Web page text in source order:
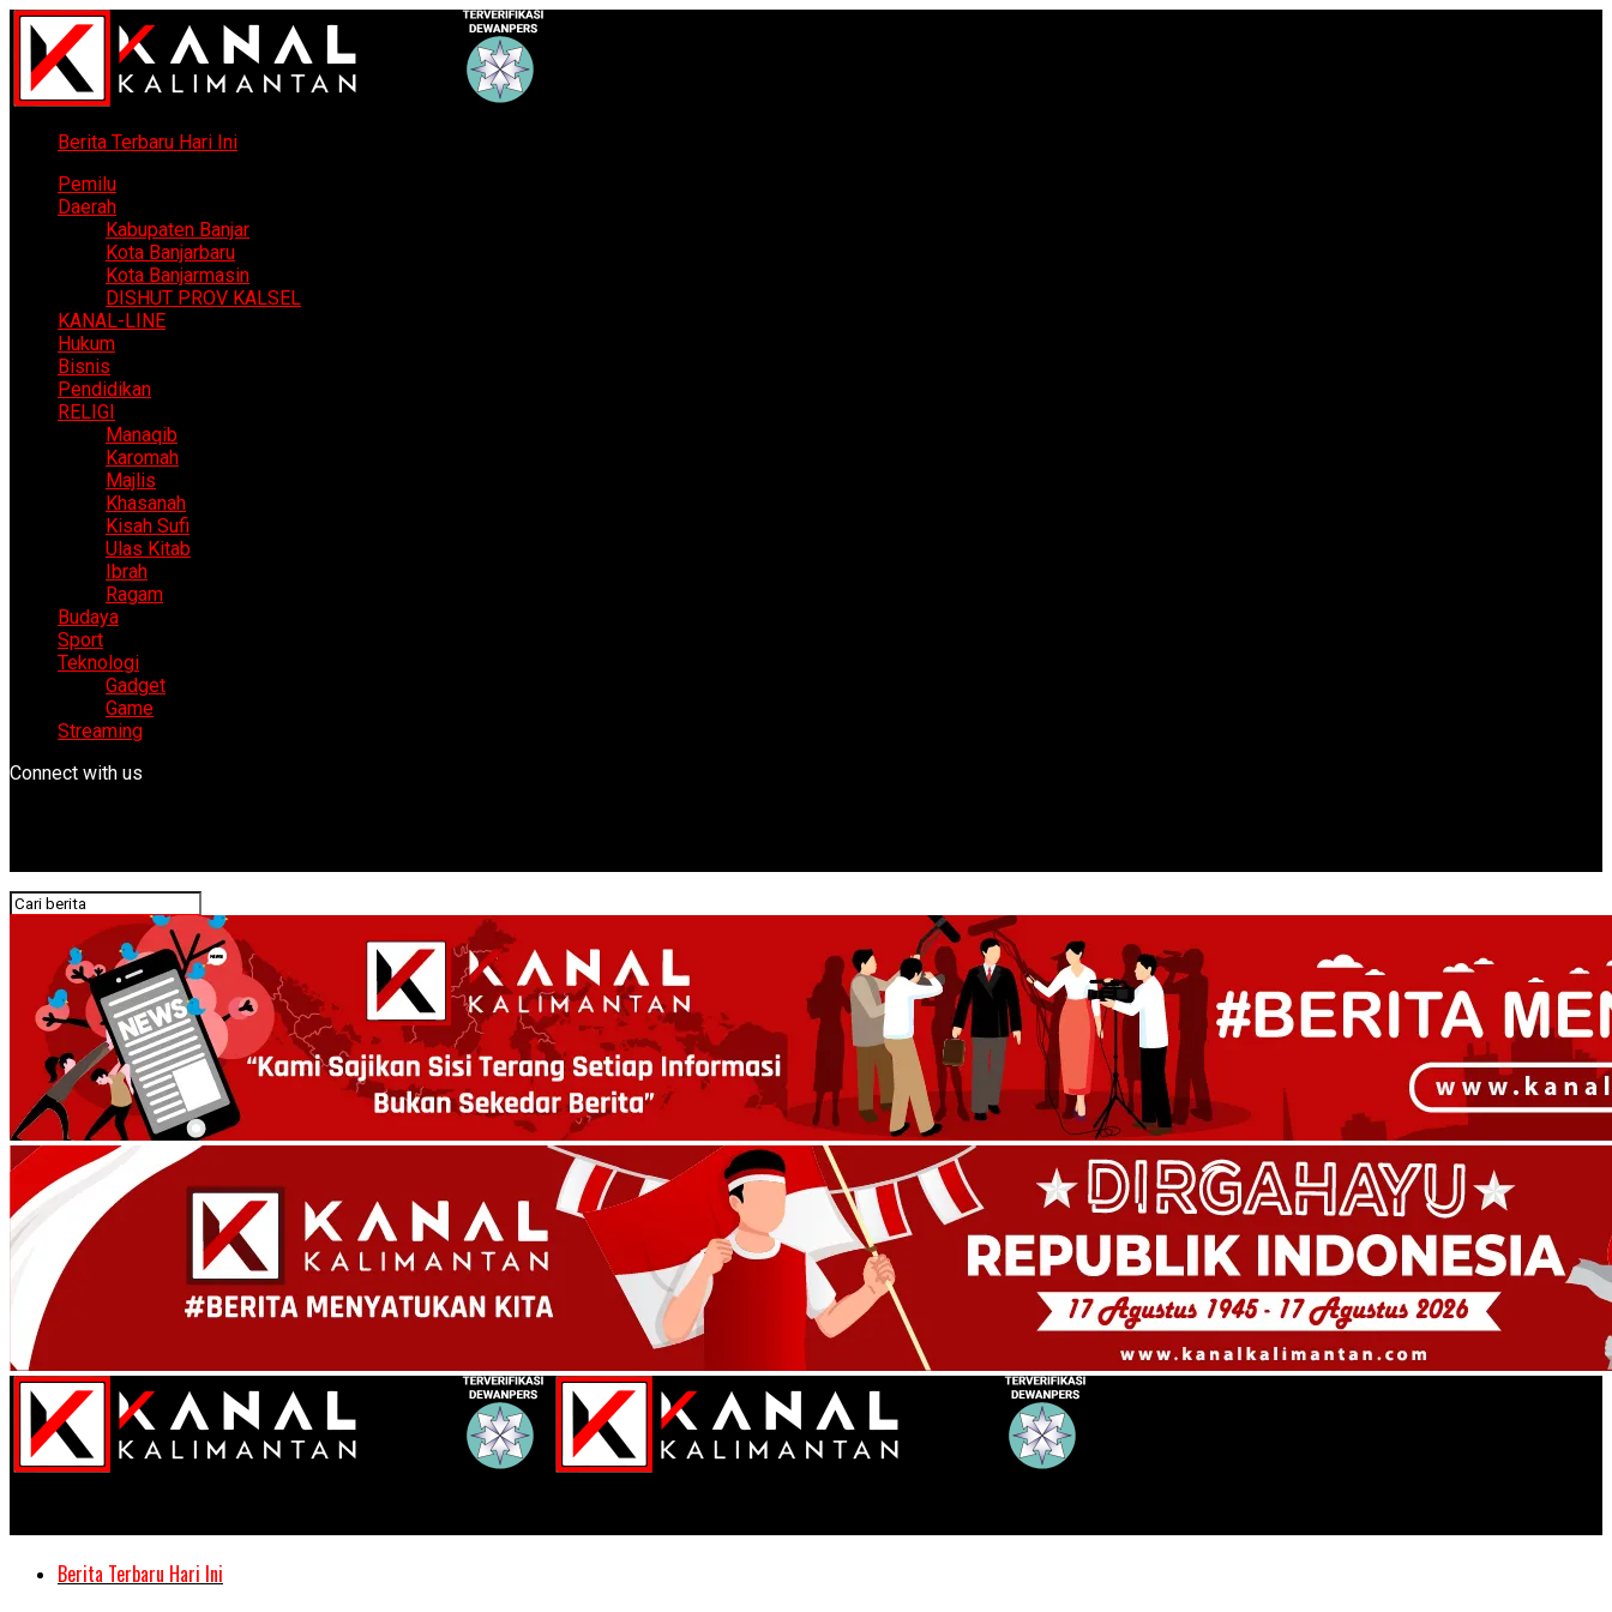
Berita Terbaru Hari Ini
Pemilu
Daerah
Kabupaten Banjar
Kota Banjarbaru
Kota Banjarmasin
DISHUT PROV KALSEL
KANAL-LINE
Hukum
Bisnis
Pendidikan
RELIGI
Manaqib
Karomah
Majlis
Khasanah
Kisah Sufi
Ulas Kitab
Ibrah
Ragam
Budaya
Sport
Teknologi
Gadget
Game
Streaming
Connect with us
Berita Terbaru Hari Ini